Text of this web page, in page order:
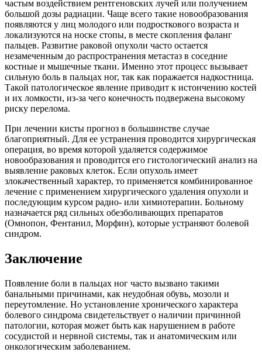
частым воздействием рентгеновских лучей или получением
большой дозы радиации. Чаще всего такие новообразования
появляются у лиц молодого или подросткового возраста и
локализуются на носке стопы, в месте скопления фаланг
пальцев. Развитие раковой опухоли часто остается
незамеченным до распространения метастаз в соседние
костные и мышечные ткани. Именно этот процесс вызывает
сильную боль в пальцах ног, так как поражается надкостница.
Такой патологическое явление приводит к истончению костей
и их ломкости, из-за чего конечность подвержена высокому
риску перелома.
При лечении кисты прогноз в большинстве случае
благоприятный. Для ее устранения проводится хирургическая
операция, во время которой удаляется содержимое
новообразования и проводится его гистологический анализ на
выявление раковых клеток. Если опухоль имеет
злокачественный характер, то применяется комбинированное
лечение с применением хирургического удаления опухоли и
последующим курсом радио- или химиотерапии. Больному
назначается ряд сильных обезболивающих препаратов
(Омнопон, Фентанил, Морфин), которые устраняют болевой
синдром.
Заключение
Появление боли в пальцах ног часто вызвано такими
банальными причинами, как неудобная обувь, мозоли и
переутомление. Но установление хронического характера
болевого синдрома свидетельствует о наличии причинной
патологии, которая может быть как нарушением в работе
сосудистой и нервной системы, так и анатомическим или
онкологическим заболеванием.